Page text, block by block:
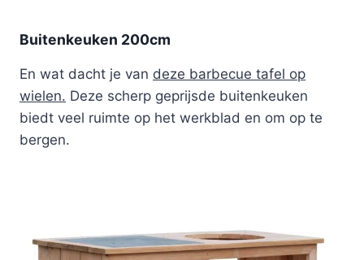
Buitenkeuken 200cm
En wat dacht je van deze barbecue tafel op
wielen. Deze scherp geprijsde buitenkeuken
biedt veel ruimte op het werkblad en om op te
bergen.